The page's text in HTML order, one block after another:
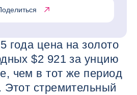
года цена на золото
$2 921 за унцию
чем в тот же период
Этот стремительный